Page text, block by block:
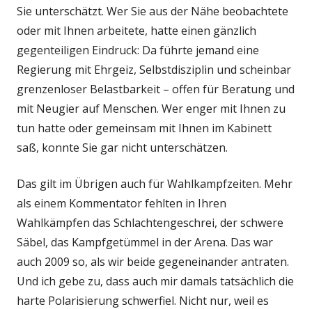
Sie unterschätzt. Wer Sie aus der Nähe beobachtete
oder mit Ihnen arbeitete, hatte einen gänzlich
gegenteiligen Eindruck: Da führte jemand eine
Regierung mit Ehrgeiz, Selbstdisziplin und scheinbar
grenzenloser Belastbarkeit – offen für Beratung und
mit Neugier auf Menschen. Wer enger mit Ihnen zu
tun hatte oder gemeinsam mit Ihnen im Kabinett
saß, konnte Sie gar nicht unterschätzen.
Das gilt im Übrigen auch für Wahlkampfzeiten. Mehr
als einem Kommentator fehlten in Ihren
Wahlkämpfen das Schlachtengeschrei, der schwere
Säbel, das Kampfgetümmel in der Arena. Das war
auch 2009 so, als wir beide gegeneinander antraten.
Und ich gebe zu, dass auch mir damals tatsächlich die
harte Polarisierung schwerfiel. Nicht nur, weil es